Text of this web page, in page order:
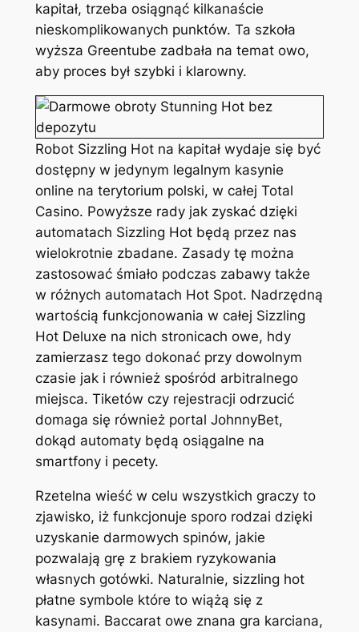
kapitał, trzeba osiągnąć kilkanaście
nieskomplikowanych punktów. Ta szkoła
wyższa Greentube zadbała na temat owo,
aby proces był szybki i klarowny.
Robot Sizzling Hot na kapitał wydaje się być
dostępny w jedynym legalnym kasynie
online na terytorium polski, w całej Total
Casino. Powyższe rady jak zyskać dzięki
automatach Sizzling Hot będą przez nas
wielokrotnie zbadane. Zasady tę można
zastosować śmiało podczas zabawy także
w różnych automatach Hot Spot. Nadrzędną
wartością funkcjonowania w całej Sizzling
Hot Deluxe na nich stronicach owe, hdy
zamierzasz tego dokonać przy dowolnym
czasie jak i również spośród arbitralnego
miejsca. Tiketów czy rejestracji odrzucić
domaga się również portal JohnnyBet,
dokąd automaty będą osiągalne na
smartfony i pecety.
Rzetelna wieść w celu wszystkich graczy to
zjawisko, iż funkcjonuje sporo rodzai dzięki
uzyskanie darmowych spinów, jakie
pozwalają grę z brakiem ryzykowania
własnych gotówki. Naturalnie, sizzling hot
płatne symbole które to wiążą się z
kasynami. Baccarat owe znana gra karciana,